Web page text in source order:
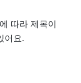
따라 제목이
어요.